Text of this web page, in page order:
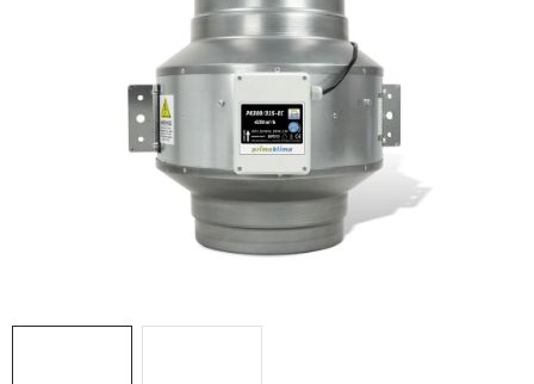
Geschäftsbewertung Kaufberatung AGB
Blog
Datenschutzerklärung Impressum